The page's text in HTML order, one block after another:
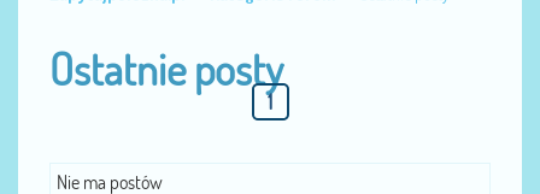
Ostatnie posty
1
Nie ma postów